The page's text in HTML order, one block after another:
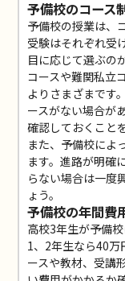
予備校のコース
予備校の授業は、
受験はそれぞれ受
目に応じて選ぶの
コースや難関私立
よりさまざまです
ースがない場合が
確認しておくこと
また、予備校によ
ます。進路が明確
らない場合は一度
ょう。
予備校の年間費
高校3年生が予備
1、2年生なら40万
ースや教材、受講